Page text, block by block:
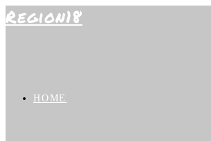
Zum
Region18
HOME